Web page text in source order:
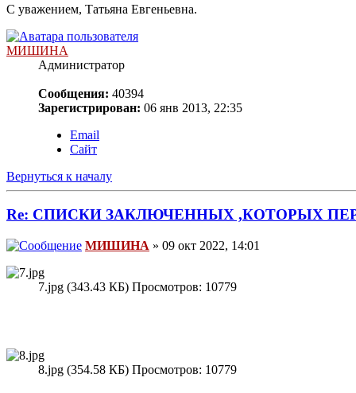
С уважением, Татьяна Евгеньевна.
МИШИНА
Администратор
Сообщения: 40394
Зарегистрирован: 06 янв 2013, 22:35
Email
Сайт
Вернуться к началу
Re: СПИСКИ ЗАКЛЮЧЕННЫХ ,КОТОРЫХ
МИШИНА » 09 окт 2022, 14:01
7.jpg (343.43 КБ) Просмотров: 10779
8.jpg (354.58 КБ) Просмотров: 10779